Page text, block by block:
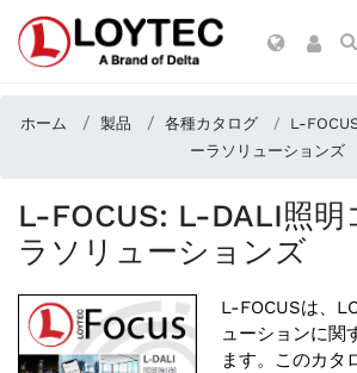
ホーム 製品 各種カタログ
L-
ーラソリューションズ
L-FOCUS: L-DALI照明
ラソリューションズ
L-FOCUSは、
ューションに関
ます。このカタ